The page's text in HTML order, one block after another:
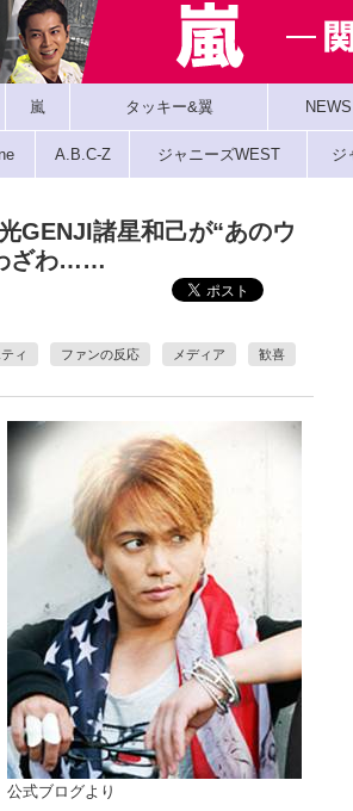
嵐 タッキー&翼 NEWS
A.B.C-Z ジャニーズWEST ジ
GENJI諸星和己が“あのウ
ざわ……
ィ ファンの反応 メディア 歓喜
公式ブログより